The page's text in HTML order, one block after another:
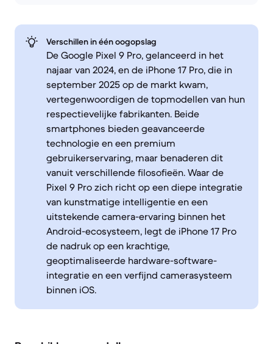
Verschillen in één oogopslag
De Google Pixel 9 Pro, gelanceerd in het
najaar van 2024, en de iPhone 17 Pro, die in
september 2025 op de markt kwam,
vertegenwoordigen de topmodellen van hun
respectievelijke fabrikanten. Beide
smartphones bieden geavanceerde
technologie en een premium
gebruikerservaring, maar benaderen dit
vanuit verschillende filosofieën. Waar de
Pixel 9 Pro zich richt op een diepe integratie
van kunstmatige intelligentie en een
uitstekende camera-ervaring binnen het
Android-ecosysteem, legt de iPhone 17 Pro
de nadruk op een krachtige,
geoptimaliseerde hardware-software-
integratie en een verfijnd camerasysteem
binnen iOS.